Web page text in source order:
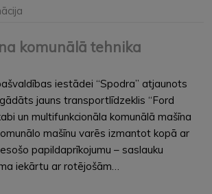
komunālā tehnika
iestādei “Spodra” atjaunots
jauns transportlīdzeklis “Ford
un multifunkcionāla komunālā mašīna
mašīnu varēs izmantot kopā ar
papildaprīkojumu – saslauku
iekārtu ar rotējošām…